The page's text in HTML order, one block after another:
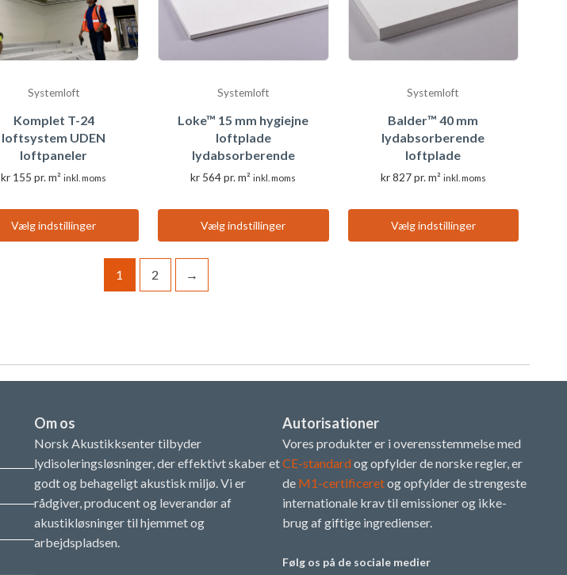
produktsiden
Systemloft
Komplet T-24
loftsystem UDEN
loftpaneler
kr 155 pr. m²inkl. moms
Vælg indstillinger
Systemloft
Loke™ 15 mm hygiejne
loftplade
lydabsorberende
kr 564pr. m²inkl. moms
Vælg indstillinger
Systemloft
Balder™ 40 mm
lydabsorberende
loftplade
kr827pr. m² inkl. moms
Vælg indstillinger
1 2 →
Om os
Norsk Akustikksenter tilbyder
lydisoleringsløsninger, der effektivt skaber et
godt og behageligt akustisk miljø. Vi er
rådgiver, producent og leverandør af
akustikløsninger til hjemmet og
arbejdspladsen.
Autorisationer
Vores produkter er i overensstemmelse med
CE-standard og opfylder de norske regler, er
de M1-certificeretog opfylder de strengeste
internationale krav til emissioner og ikke-
brug af giftige ingredienser.
Følg os på de sociale medier